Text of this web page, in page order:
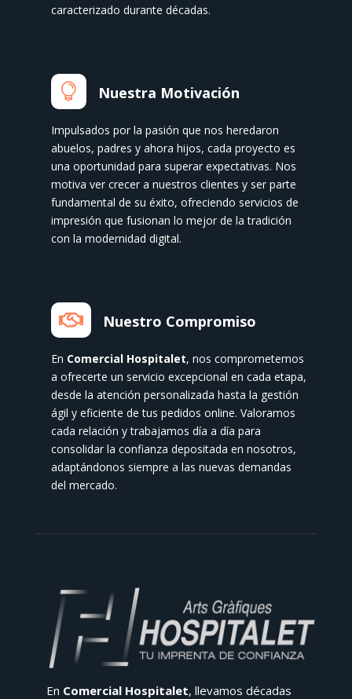
caracterizado durante décadas.
 Nuestra Motivación
Impulsados por la pasión que nos heredaron
abuelos, padres y ahora hijos, cada proyecto es
una oportunidad para superar expectativas. Nos
motiva ver crecer a nuestros clientes y ser parte
fundamental de su éxito, ofreciendo servicios de
impresión que fusionan lo mejor de la tradición
con la modernidad digital.
 Nuestro Compromiso
En Comercial Hospitalet, nos comprometemos
a ofrecerte un servicio excepcional en cada etapa,
desde la atención personalizada hasta la gestión
ágil y eficiente de tus pedidos online. Valoramos
cada relación y trabajamos día a día para
consolidar la confianza depositada en nosotros,
adaptándonos siempre a las nuevas demandas
del mercado.
En Comercial Hospitalet, llevamos décadas